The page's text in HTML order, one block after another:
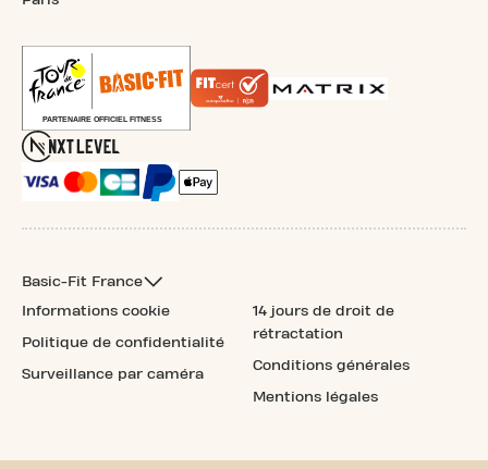
Basic-Fit France
Informations cookie
Politique de confidentialité
Surveillance par caméra
14 jours de droit de
rétractation
Conditions générales
Mentions légales